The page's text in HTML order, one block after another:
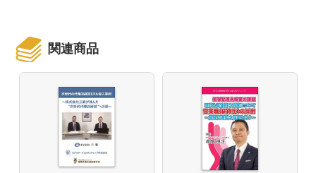
関連商品